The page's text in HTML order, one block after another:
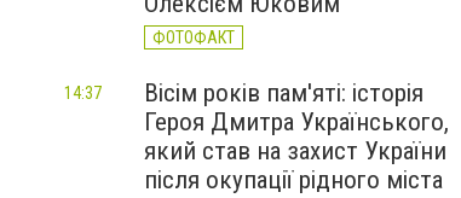
ФОТОФАКТ
Вісім років пам'яті: історія
Героя Дмитра Українського,
який став на захист України
після окупації рідного міста
14:37